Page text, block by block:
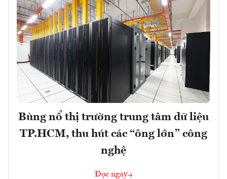
Bùng nổ thị trường trung tâm dữ liệu
TP.HCM, thu hút các “ông lớn” công
nghệ
Đọc ngay